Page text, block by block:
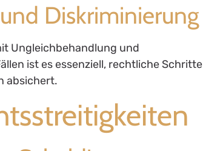
Diskriminierung
Ungleichbehandlung und
ist es essenziell, rechtliche Schritte
absichert.